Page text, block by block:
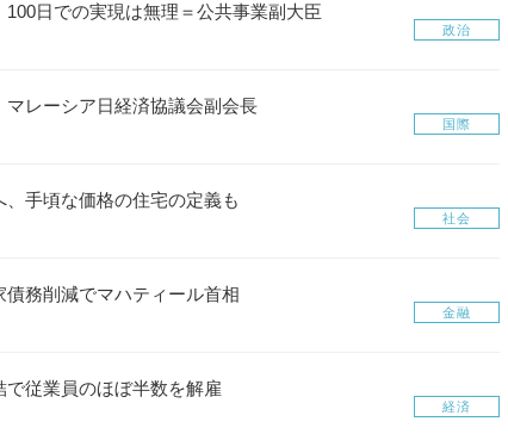
日での実現は無理＝公共事業副大臣
政治
マレーシア日経済協議会副会長
国際
手頃な価格の住宅の定義も
社会
務削減でマハティール首相
金融
従業員のほぼ半数を解雇
経済